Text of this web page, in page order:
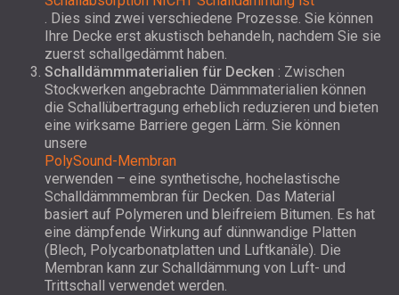
. Dies sind zwei verschiedene Prozesse. Sie können
Ihre Decke erst akustisch behandeln, nachdem Sie sie
zuerst schallgedämmt haben.
Schalldämmmaterialien für Decken : Zwischen
Stockwerken angebrachte Dämmmaterialien können
die Schallübertragung erheblich reduzieren und bieten
eine wirksame Barriere gegen Lärm. Sie können
unsere
PolySound-Membran
verwenden – eine synthetische, hochelastische
Schalldämmmembran für Decken. Das Material
basiert auf Polymeren und bleifreiem Bitumen. Es hat
eine dämpfende Wirkung auf dünnwandige Platten
(Blech, Polycarbonatplatten und Luftkanäle). Die
Membran kann zur Schalldämmung von Luft- und
Trittschall verwendet werden.